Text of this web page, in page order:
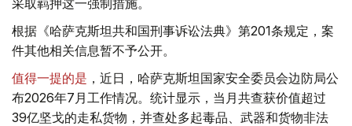
根据《哈萨克斯坦共和国刑事诉讼法典》第201条规定，案
件其他相关信息暂不予公开。
值得一提的是 ，近日，哈萨克斯坦国家安全委员会边防局公
布2026年7月工作情况。统计显示，当月共查获价值超过
39亿坚戈的走私货物，并查处多起毒品、武器和货物非法